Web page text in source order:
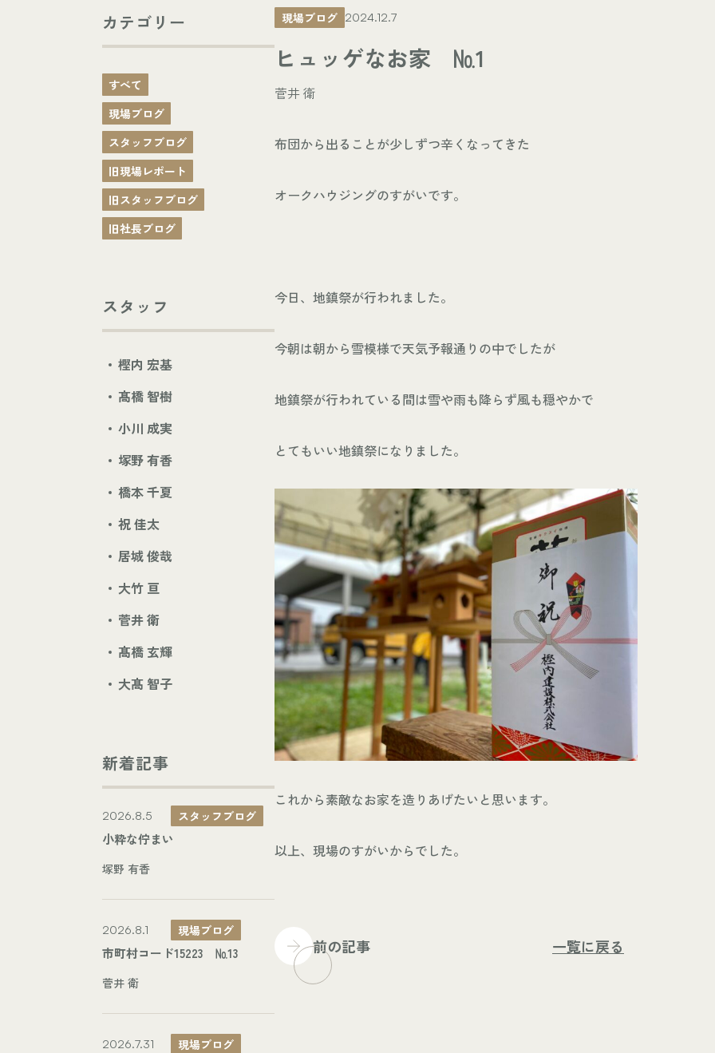
カテゴリー
すべて
現場ブログ
スタッフブログ
旧現場レポート
旧スタッフブログ
旧社長ブログ
スタッフ
樫内 宏基
髙橋 智樹
小川 成実
塚野 有香
橋本 千夏
祝 佳太
居城 俊哉
大竹 亘
菅井 衛
髙橋 玄輝
大髙 智子
新着記事
2026.8.5 スタッフブログ
小粋な佇まい
塚野 有香
2026.8.1 現場ブログ
市町村コード15223 №13
菅井 衛
2026.7.31 現場ブログ
現場ブログ 2024.12.7
ヒュッゲなお家 №1
菅井 衛
布団から出ることが少しずつ辛くなってきた
オークハウジングのすがいです。
今日、地鎮祭が行われました。
今朝は朝から雪模様で天気予報通りの中でしたが
地鎮祭が行われている間は雪や雨も降らず風も穏やかで
とてもいい地鎮祭になりました。
これから素敵なお家を造りあげたいと思います。
以上、現場のすがいからでした。
前の記事 一覧に戻る